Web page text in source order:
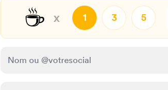
☕ x 1 3 5